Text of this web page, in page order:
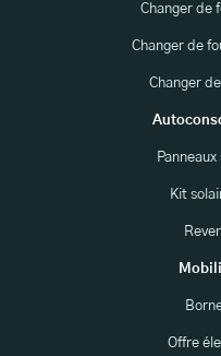
Changer de
Changer de
Changer
Kit
Offre